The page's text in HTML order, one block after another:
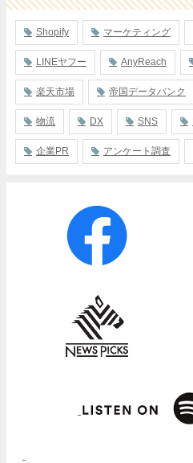
Shopify マーケティング
LINEヤフー AnyReach
楽天市場 帝国データバンク
物流 DX SNS
企業PR アンケート調査